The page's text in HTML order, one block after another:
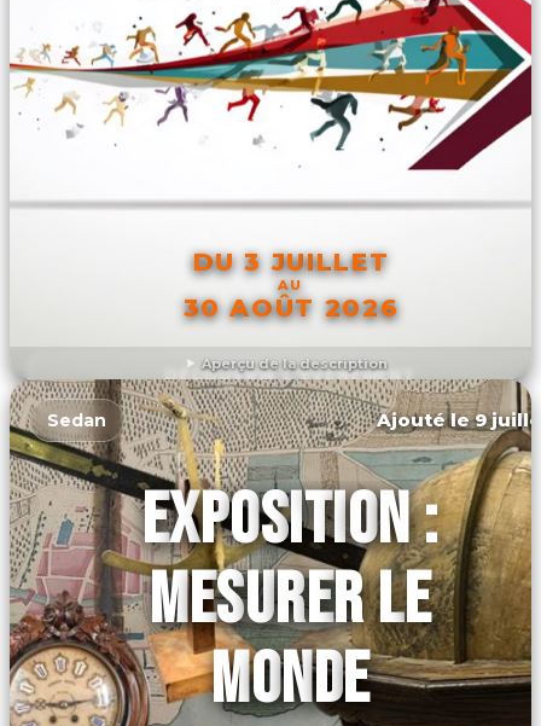
Aperçu de la description
DU 3 JUILLET
AU
30 AOÛT 2026
DÉCOUVRIR L'ÉVÉNEMENT
Sedan Ajouté le 9
EXPOSITION :
MESURER LE
MONDE